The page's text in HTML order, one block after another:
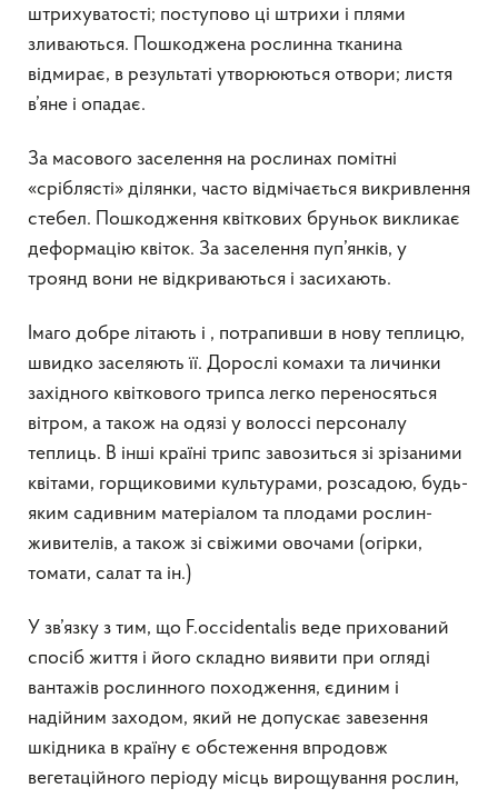
штрихуватості; поступово ці штрихи і плями
зливаються. Пошкоджена рослинна тканина
відмирає, в результаті утворюються отвори; листя
в’яне і опадає.
За масового заселення на рослинах помітні
«сріблясті» ділянки, часто відмічається викривлення
стебел. Пошкодження квіткових бруньок викликає
деформацію квіток. За заселення пуп’янків, у
троянд вони не відкриваються і засихають.
Імаго добре літають і , потрапивши в нову теплицю,
швидко заселяють її. Дорослі комахи та личинки
західного квіткового трипса легко переносяться
вітром, а також на одязі у волоссі персоналу
теплиць. В інші країні трипс завозиться зі зрізаними
квітами, горщиковими культурами, розсадою, будь-
яким садивним матеріалом та плодами рослин-
живителів, а також зі свіжими овочами (огірки,
томати, салат та ін.)
У зв’язку з тим, що F.occidentalis веде прихований
спосіб життя і його складно виявити при огляді
вантажів рослинного походження, єдиним і
надійним заходом, який не допускає завезення
шкідника в країну є обстеження впродовж
вегетаційного періоду місць вирощування рослин,